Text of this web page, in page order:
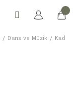
Dans ve Müzik Kadın